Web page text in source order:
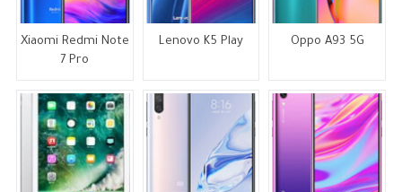
Xiaomi Redmi Note
7 Pro
Lenovo K5 Play Oppo A93 5G